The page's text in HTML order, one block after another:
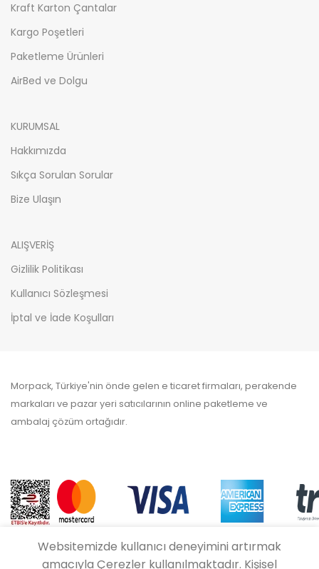
Kraft Karton Çantalar
Kargo Poşetleri
Paketleme Ürünleri
AirBed ve Dolgu
KURUMSAL
Hakkımızda
Sıkça Sorulan Sorular
Bize Ulaşın
ALIŞVERİŞ
Gizlilik Politikası
Kullanıcı Sözleşmesi
İptal ve İade Koşulları
Morpack, Türkiye'nin önde gelen e ticaret firmaları, perakende
markaları ve pazar yeri satıcılarının online paketleme ve
ambalaj çözüm ortağıdır.
Websitemizde kullanıcı deneyimini artırmak
amacıyla Çerezler kullanılmaktadır. Kişisel